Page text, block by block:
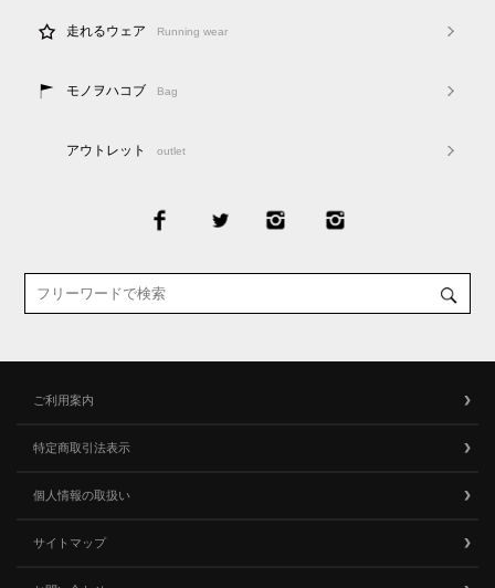
走れるウェア Running wear
モノヲハコブ Bag
アウトレット outlet
ご利用案内
特定商取引法表示
個人情報の取扱い
サイトマップ